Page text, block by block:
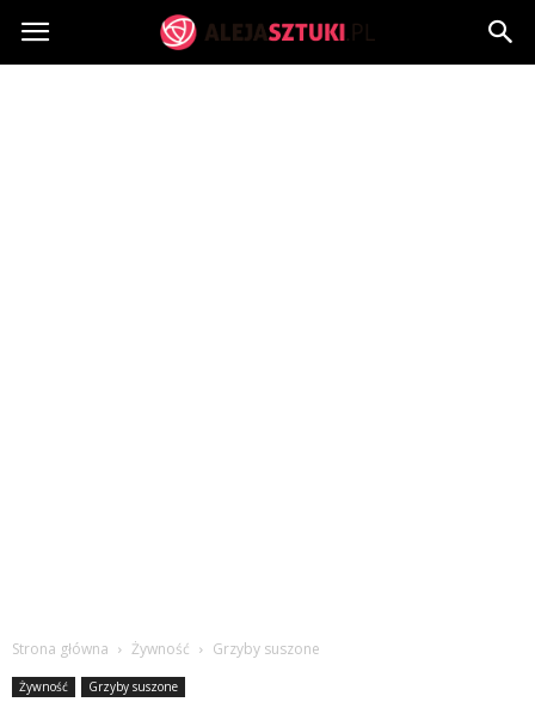
AlejaSztuki.pl
Strona główna Żywność Grzyby suszone
Żywność Grzyby suszone